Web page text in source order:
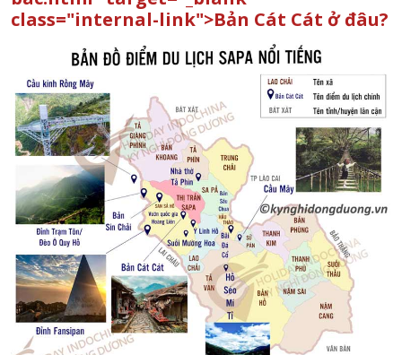
class="internal-link">Bản Cát Cát ở đâu?